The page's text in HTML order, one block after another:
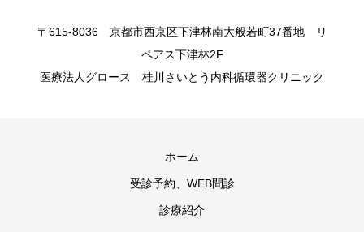
〒615-8036 京都市西京区下津林南大般若町37番地 リ
ペアス下津林2F
医療法人グロース 桂川さいとう内科循環器クリニック
ホーム
受診予約、WEB問診
診療紹介